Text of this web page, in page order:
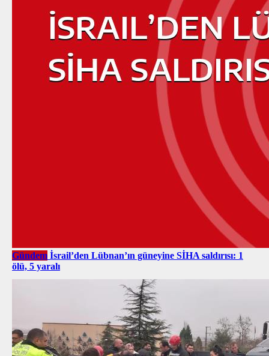
Gündem İsrail’den Lübnan’ın güneyine SİHA saldırısı: 1
ölü, 5 yaralı